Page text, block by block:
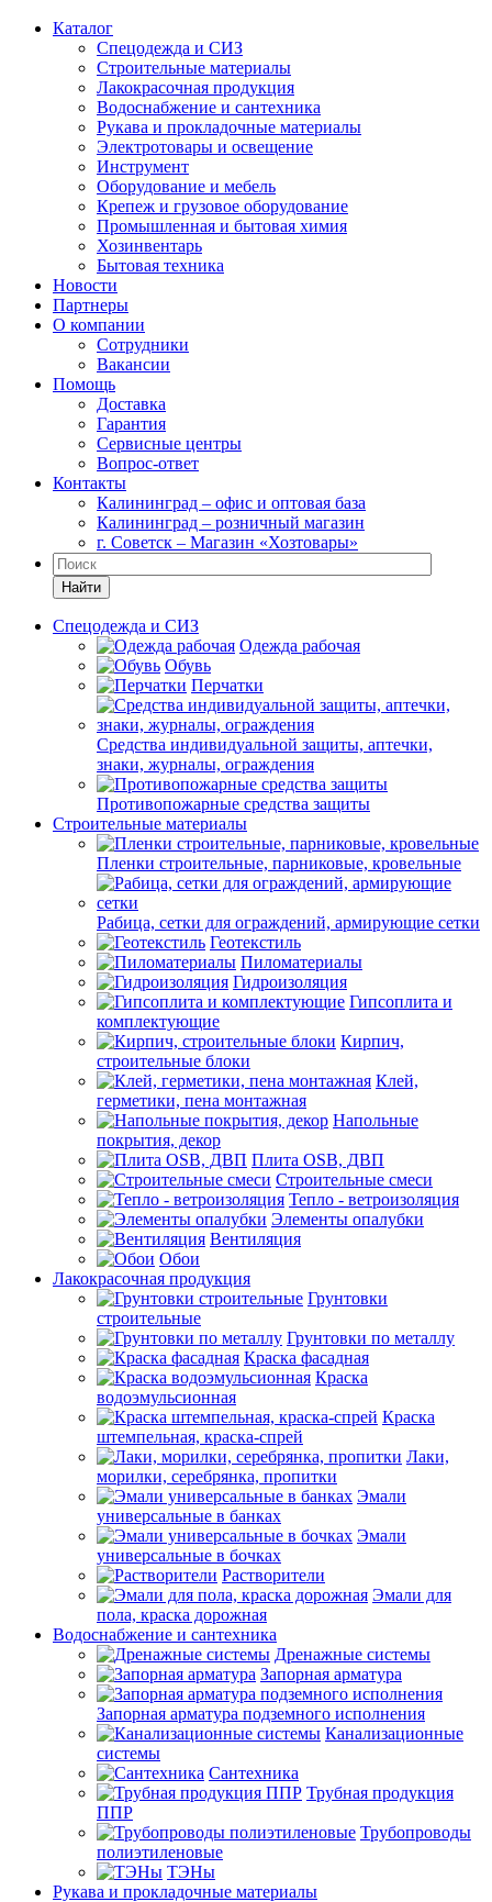
Каталог
Спецодежда и СИЗ
Строительные материалы
Лакокрасочная продукция
Водоснабжение и сантехника
Рукава и прокладочные материалы
Электротовары и освещение
Инструмент
Оборудование и мебель
Крепеж и грузовое оборудование
Промышленная и бытовая химия
Хозинвентарь
Бытовая техника
Новости
Партнеры
О компании
Сотрудники
Вакансии
Помощь
Доставка
Гарантия
Сервисные центры
Вопрос-ответ
Контакты
Калининград – офис и оптовая база
Калининград – розничный магазин
г. Советск – Магазин «Хозтовары»
Найти
Спецодежда и СИЗ
Одежда рабочая
Обувь
Перчатки
Средства индивидуальной защиты, аптечки,
знаки, журналы, ограждения
Противопожарные средства защиты
Строительные материалы
Пленки строительные, парниковые, кровельные
Рабица, сетки для ограждений, армирующие сетки
Геотекстиль
Пиломатериалы
Гидроизоляция
Гипсоплита и
комплектующие
Кирпич,
строительные блоки
Клей,
герметики, пена монтажная
Напольные
покрытия, декор
Плита OSB, ДВП
Строительные смеси
Тепло - ветроизоляция
Элементы опалубки
Вентиляция
Обои
Лакокрасочная продукция
Грунтовки
строительные
Грунтовки по металлу
Краска фасадная
Краска
водоэмульсионная
Краска
штемпельная, краска-спрей
Лаки,
морилки, серебрянка, пропитки
Эмали
универсальные в банках
Эмали
универсальные в бочках
Растворители
Эмали для
пола, краска дорожная
Водоснабжение и сантехника
Дренажные системы
Запорная арматура
Запорная арматура подземного исполнения
Канализационные
системы
Сантехника
Трубная продукция
ППР
Трубопроводы
полиэтиленовые
ТЭНы
Рукава и прокладочные материалы